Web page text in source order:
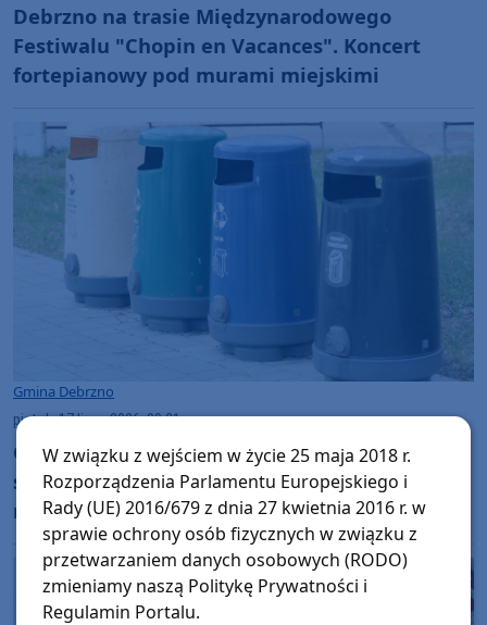
Debrzno na trasie Międzynarodowego
Festiwalu "Chopin en Vacances". Koncert
fortepianowy pod murami miejskimi
Gmina Debrzno
piątek, 17 lipca 2026, 09:21
Gmina Debrzno załata dziurę w budżecie
systemu śmieciowego. Dopłaci nawet pół
miliona złotych
W związku z wejściem w życie 25 maja 2018 r.
Rozporządzenia Parlamentu Europejskiego i
Rady (UE) 2016/679 z dnia 27 kwietnia 2016 r. w
sprawie ochrony osób fizycznych w związku z
przetwarzaniem danych osobowych (RODO)
zmieniamy naszą Politykę Prywatności i
Regulamin Portalu.